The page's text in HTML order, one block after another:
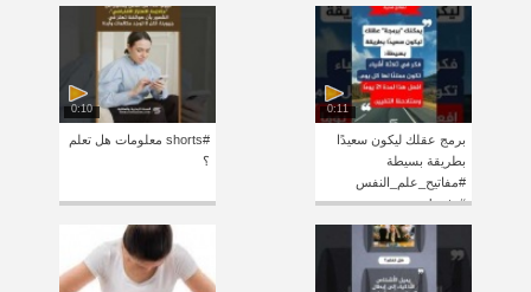
0:11
برمج عقلك ليكون سعيدًا
بطريقة بسيطة
#مفاتيح_علم_النفس
#shorts
0:10
#shorts معلومات هل تعلم
؟